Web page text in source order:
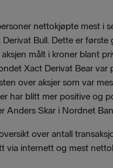
nettokjøpte mest i
Bull. Dette er
målt i kroner blant
Xact Derivat Bear var
over aksjer som var
har blitt mer positive og
Anders Skar i Nordnet
over antall
via internett og mest